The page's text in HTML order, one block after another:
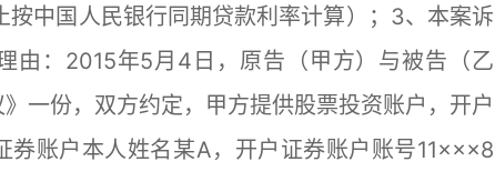
中国人民银行同期贷款利率计算）；3、本案诉
由：2015年5月4日，原告（甲方）与被告（乙
一份，双方约定，甲方提供股票投资账户，开户
券账户本人姓名某A，开户证券账户账号11×××8